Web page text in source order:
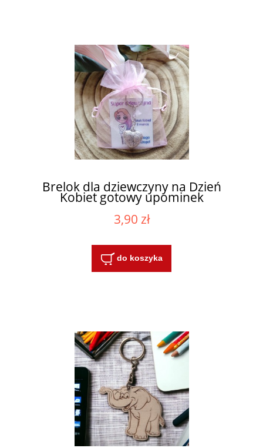
Brelok dla dziewczyny na Dzień
Kobiet gotowy upominek
3,90 zł
do koszyka